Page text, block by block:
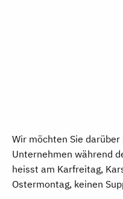
Wir möchten Sie
Unternehmen während
heisst am Karfreitag,
Ostermontag, keinen